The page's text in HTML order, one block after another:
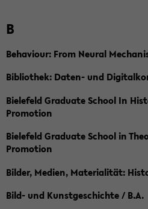
B
Behaviour: From Neural
Bibliothek: Daten- und
Bielefeld Graduate School In
Promotion
Bielefeld Graduate School in
Promotion
Bilder, Medien, Materialität:
Bild- und Kunstgeschichte / B.A.